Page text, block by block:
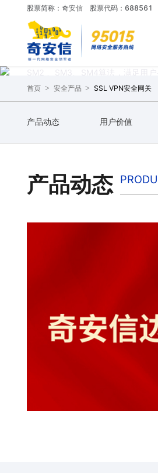
股票简称：奇安信 股票代码：688561
SSL VPN安全
奇安信网神SSL VPN安全网关是面
远程接入的安全产品。该产品基于
备的接入安全、移动应用自身安全
地进行远程办公。
首页 > 安全产品 > SSL VPN安全网关
产品动态 用户价值
产品动态